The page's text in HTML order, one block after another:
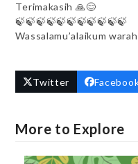
Terimakasih 🙏😊
🍃🍃🍃🍃🍃🍃🍃🍃🍃🍃🍃
Wassalamu’alaikum
Twitter
More to Explore